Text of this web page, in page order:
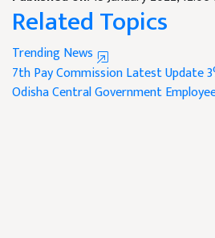
Related Topics
Trending News
7th Pay Commission Latest Update
OdishaCentral Government